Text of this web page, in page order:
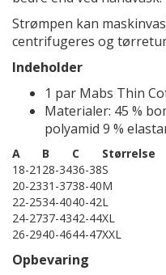
Strømpen kan
centrifugeres og
Indeholder
1 par Mabs Thin
Materialer: 45 %
polyamid 9 %
A B C
Størrelse
18-21 28-3436-38S
20-2331-3738-40M
22-2534-4040-42L
24-2737-4342-44XL
26-2940-4644-47XXL
Opbevaring